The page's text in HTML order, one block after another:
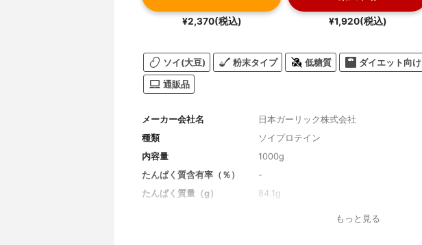
¥2,370(税込) ¥1,920(税込)
ソイ(大豆) 粉末タイプ 低糖質 ダイエット向け
通販品
メーカー会社名
日本ガーリック株式会社
種類
ソイプロテイン
内容量
1000g
たんぱく質含有率（％）
-
たんぱく質量（g）
84.1g
もっと見る